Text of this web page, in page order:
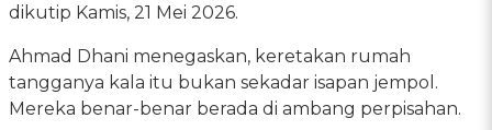
dikutip Kamis, 21 Mei 2026.
Ahmad Dhani menegaskan, keretakan rumah
tangganya kala itu bukan sekadar isapan jempol.
Mereka benar-benar berada di ambang perpisahan.